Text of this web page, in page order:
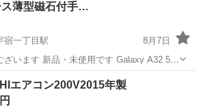
ス薄型磁石付手…
宿一丁目駅
8月7日
す Galaxy A32 5G
磁石付手帳型 UltraSlim ディープ ■端末
トラスリムタイプのGalaxy...
携帯アクセサリー
エアコン200V2015年製